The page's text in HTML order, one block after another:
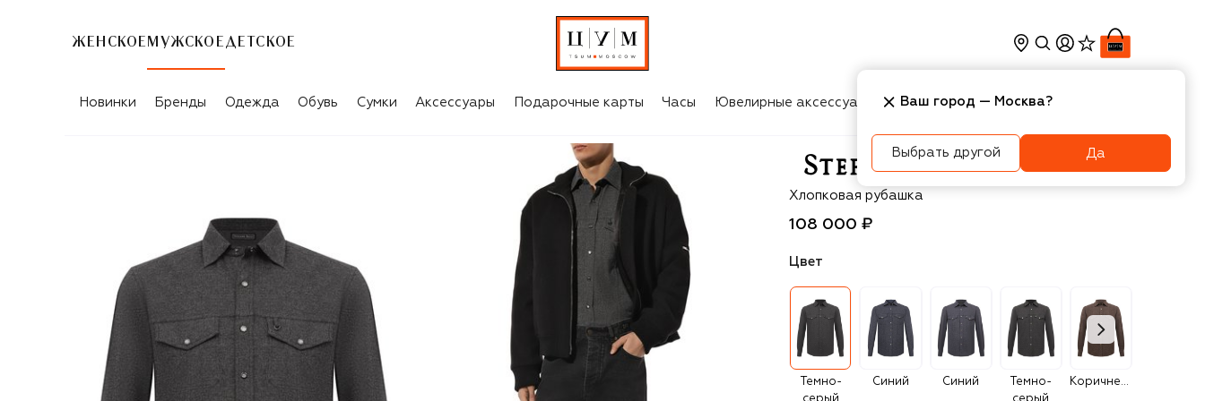
ЖЕНСКОЕ МУЖСКОЕ ДЕТСКОЕ
Новинки Бренды Одежда Обувь Сумки Аксессуары Подарочные карты Часы Ювелирные аксессуары Косметика Интерьер
Stefano Ricci
Хлопковая рубашка
108 000 ₽
Цвет
Темно-
Синий Синий
Темно-
Коричневый
Ваш город — Москва?
Выбрать другой Да